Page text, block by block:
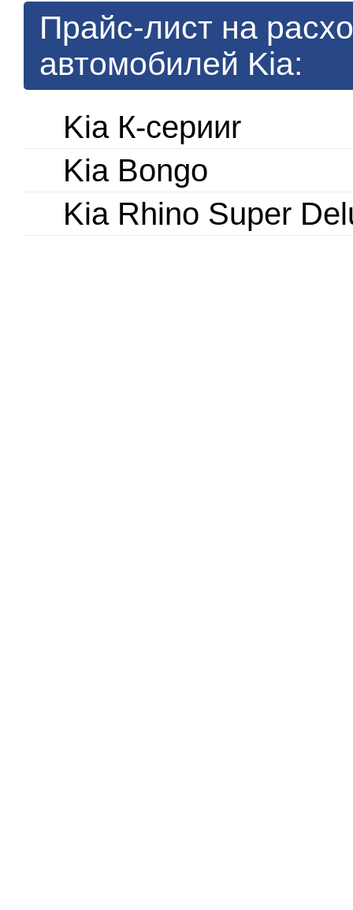
Прайс-лист на
автомобилей Kia:
Kia К-серииr
Kia Bongo
Kia Rhino Super